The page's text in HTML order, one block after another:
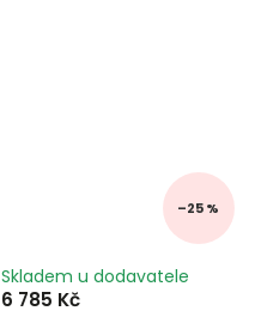
–25 %
Skladem u dodavatele
6 785 Kč